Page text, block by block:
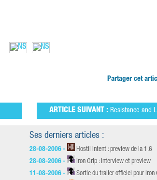
Partager cet
ARTICLE SUIVANT : Resistance and
Ses derniers articles :
28-08-2006 -
Hostil Intent : preview de la 1.6
28-08-2006 -
Iron Grip : interview et preview
11-08-2006 -
Sortie du trailer officiel pour Iron